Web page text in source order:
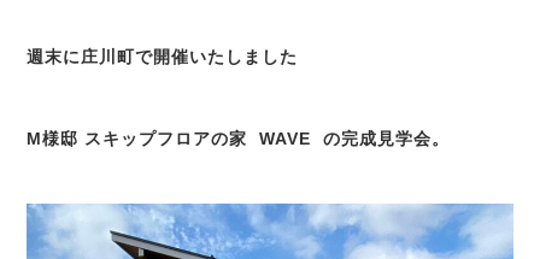
週末に庄川町で開催いたしました
M様邸 スキップフロアの家 WAVE の完成見学会。